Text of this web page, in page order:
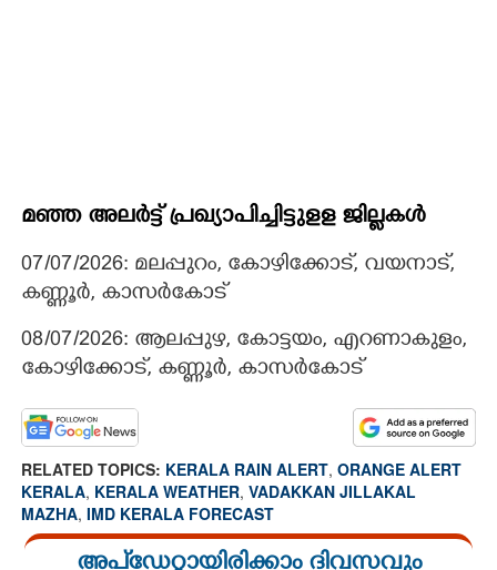
മഞ്ഞ അലർട്ട് പ്രഖ്യാപിച്ചിട്ടുളള ജില്ലകൾ
07/07/2026: മലപ്പുറം, കോഴിക്കോട്, വയനാട്,
കണ്ണൂർ, കാസർകോട്
08/07/2026: ആലപ്പുഴ, കോട്ടയം, എറണാകുളം,
കോഴിക്കോട്, കണ്ണൂർ, കാസർകോട്
RELATED TOPICS: KERALA RAIN ALERT, ORANGE ALERT
KERALA, KERALA WEATHER, VADAKKAN JILLAKAL
MAZHA, IMD KERALA FORECAST